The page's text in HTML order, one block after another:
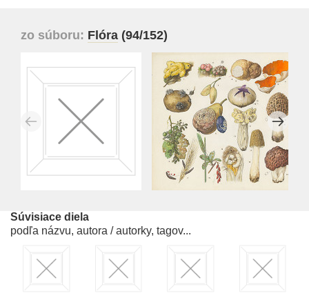
zo súboru: Flóra (94/152)
Súvisiace diela
podľa názvu, autora / autorky, tagov...